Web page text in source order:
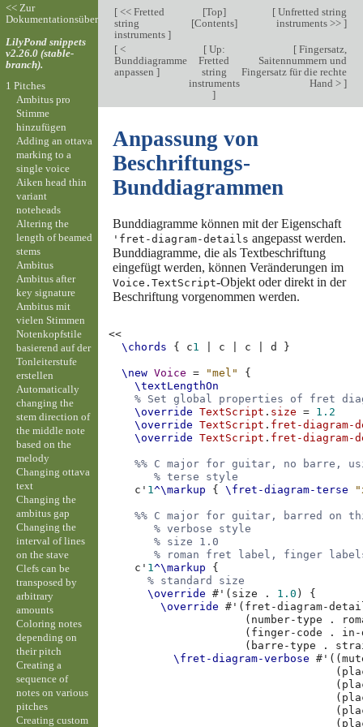
[<< Fretted
string
instruments ]
[Top]
[Contents]
[Unfretted string
instruments >> ]
[<
Bunddiagramme
anpassen ]
[Up:
Fretted
string
instruments
]
[Fingersatz,
Saitennummern und
Fingersatz für die rechte
Hand > ]
Anpassung von
Beschriftungs-
Bunddiagrammen
Bunddiagramme können mit der Eigenschaft
'fret-diagram-details angepasst werden.
Bunddiagramme, die als Textbeschriftung
eingefügt werden, können Veränderungen im
Voice.TextScript-Objekt oder direkt in der
Beschriftung vorgenommen werden.
<<
\chords
{ c1 c c d }
\new Voice = "mel"
{
\textLengthOn
% Set global properties of fret
\override
TextScript . size = 1.2
\override
TextScript . fret-diagram-
\override
TextScript . fret-diagram-
%% C major for guitar, no barre,
% terse style
c' 1^\markup { \fret-diagram-terse
%% C major for guitar, barred on
% verbose style
% size 1.0
% roman fret label, finger
c' 1^\markup
{
% standard size
\override
# ' ( size . 1.0 )
{
\override
# ' ( fret-diagram-
( number-type .
( finger-code .
in-
( barre-type .
\fret-diagram-verbose
# ' ((
(
(
(
(
(
<< Zur
Dokumentationsübersicht
LilyPond snippets
v2.26.0 (stable-
branch).
1 Pitches
Ambitus pro
Stimme
hinzufügen
Adding an ottava
marking to a
single voice
Aiken head thin
variant
noteheads
Altering the
length of beamed
stems
Ambitus
Ambitus after
key signature
Ambitus mit
vielen Stimmen
Notenkopfstile
basierend auf der
Tonleiterstufe
erstellen
Automatically
changing the
stem direction of
the middle note
based on the
melody
Changing ottava
text
Changing the
ambitus gap
Changing the
interval of lines
on the stave
Clefs can be
transposed by
arbitrary
amounts
Coloring notes
depending on
their pitch
Creating a
sequence of
notes on various
pitches
Creating custom